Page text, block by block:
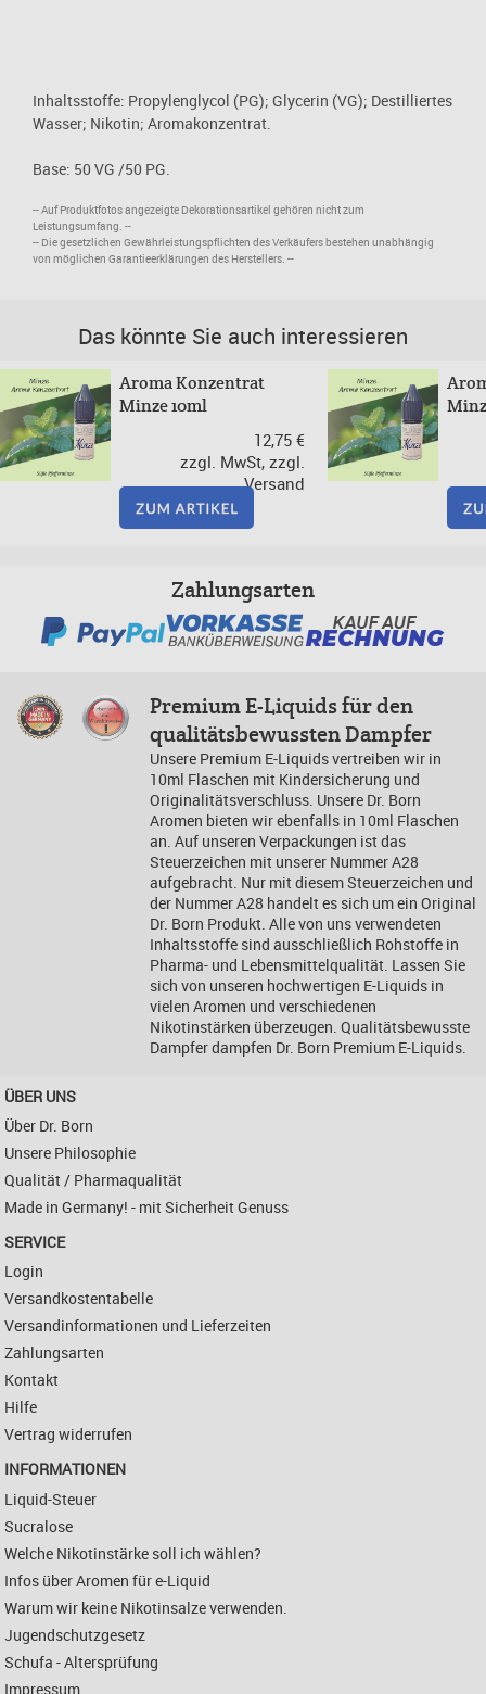
Inhaltsstoffe: Propylenglycol (PG); Glycerin (VG); Destilliertes
Wasser; Nikotin; Aromakonzentrat.
Base: 50 VG /50 PG.
-- Auf Produktfotos angezeigte Dekorationsartikel gehören nicht zum
Leistungsumfang. --
-- Die gesetzlichen Gewährleistungspflichten des Verkäufers bestehen unabhängig
von möglichen Garantieerklärungen des Herstellers. --
Das könnte Sie auch interessieren
Aroma Konzentrat
Minze 10ml
12,75 €
zzgl. MwSt, zzgl.
Versand
Zahlungsarten
Premium E-Liquids für den
qualitätsbewussten Dampfer
Unsere Premium E-Liquids vertreiben wir in
10ml Flaschen mit Kindersicherung und
Originalitätsverschluss. Unsere Dr. Born
Aromen bieten wir ebenfalls in 10ml Flaschen
an. Auf unseren Verpackungen ist das
Steuerzeichen mit unserer Nummer A28
aufgebracht. Nur mit diesem Steuerzeichen und
der Nummer A28 handelt es sich um ein Original
Dr. Born Produkt. Alle von uns verwendeten
Inhaltsstoffe sind ausschließlich Rohstoffe in
Pharma- und Lebensmittelqualität. Lassen Sie
sich von unseren hochwertigen E-Liquids in
vielen Aromen und verschiedenen
Nikotinstärken überzeugen. Qualitätsbewusste
Dampfer dampfen Dr. Born Premium E-Liquids.
ÜBER UNS
Über Dr. Born
Unsere Philosophie
Qualität / Pharmaqualität
Made in Germany! - mit Sicherheit Genuss
SERVICE
Login
Versandkostentabelle
Versandinformationen und Lieferzeiten
Zahlungsarten
Kontakt
Hilfe
Vertrag widerrufen
INFORMATIONEN
Liquid-Steuer
Sucralose
Welche Nikotinstärke soll ich wählen?
Infos über Aromen für e-Liquid
Warum wir keine Nikotinsalze verwenden.
Jugendschutzgesetz
Schufa - Altersprüfung
Impressum